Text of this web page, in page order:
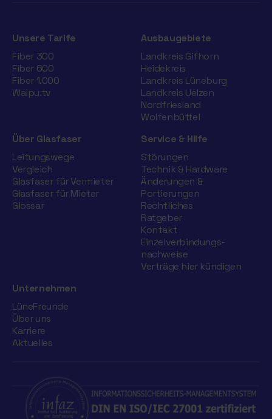
Unsere Tarife
Fiber 300
Fiber 600
Fiber 1.000
Waipu.tv
Ausbaugebiete
Landkreis Gifhorn
Heidekreis
Landkreis Lüneburg
Landkreis Uelzen
Nordfriesland
Wolfenbüttel
Über Glasfaser
Leitungswege
Vergleich
Glasfaser für Vermieter
Glasfaser für Mieter
Glossar
Service & Hilfe
Störungen
Technik & Hardware
Änderungen &
Portierungen
Rechtliches
Ratgeber
Kontakt
Einzelverbindungs­
nachweise
Verträge hier kündigen
Unternehmen
LüneFreunde
Über uns
Karriere
Aktuelles